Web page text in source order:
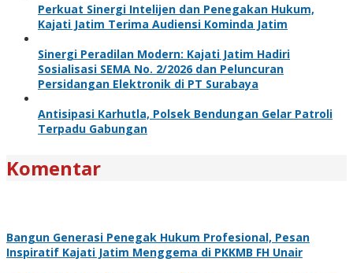
Perkuat Sinergi Intelijen dan Penegakan Hukum,
Kajati Jatim Terima Audiensi Kominda Jatim
Sinergi Peradilan Modern: Kajati Jatim Hadiri
Sosialisasi SEMA No. 2/2026 dan Peluncuran
Persidangan Elektronik di PT Surabaya
Antisipasi Karhutla, Polsek Bendungan Gelar Patroli
Terpadu Gabungan
Komentar
Bangun Generasi Penegak Hukum Profesional, Pesan
Inspiratif Kajati Jatim Menggema di PKKMB FH Unair